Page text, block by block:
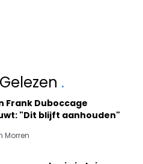
.
Frank Duboccage
"Dit blijft aanhouden"
Morren